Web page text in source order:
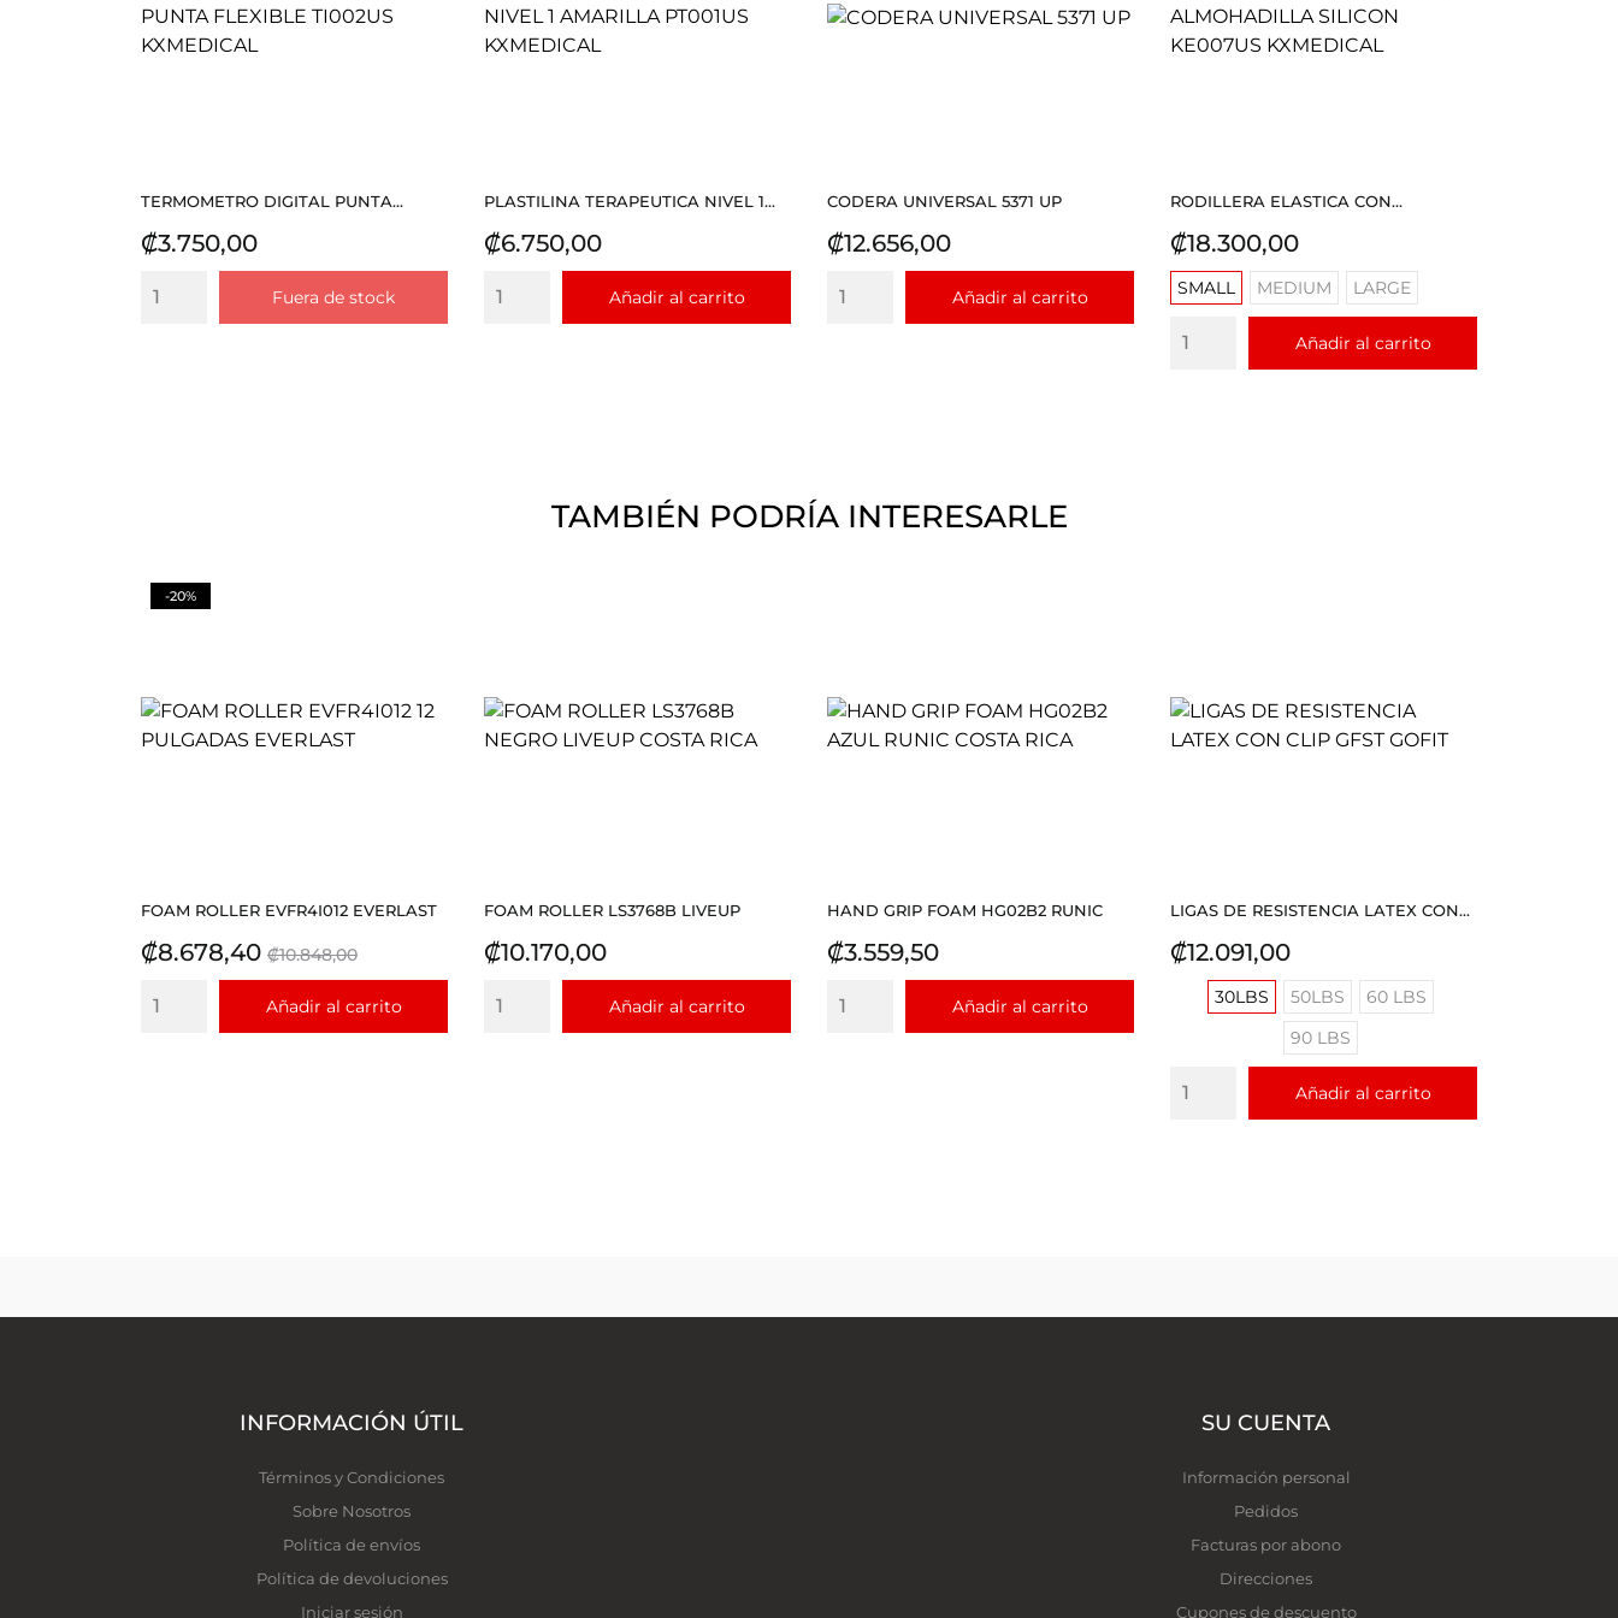
TERMOMETRO DIGITAL PUNTA...
Precio
₡3.750,00
Fuera de stock
PLASTILINA TERAPEUTICA NIVEL 1...
Precio
₡6.750,00
Añadir al carrito
CODERA UNIVERSAL 5371 UP
Precio
₡12.656,00
Añadir al carrito
RODILLERA ELASTICA CON...
Precio
₡18.300,00
SMALL MEDIUM LARGE
Añadir al carrito
TAMBIÉN PODRÍA INTERESARLE
FOAM ROLLER EVFR4I012 EVERLAST
Precio
₡8.678,40 Precio
base
₡10.848,00
Añadir al carrito
-20%
FOAM ROLLER LS3768B LIVEUP
Precio
₡10.170,00
Añadir al carrito
HAND GRIP FOAM HG02B2 RUNIC
Precio
₡3.559,50
Añadir al carrito
LIGAS DE RESISTENCIA LATEX CON...
Precio
₡12.091,00
30LBS 50LBS
60 LBS
90 LBS
Añadir al carrito
INFORMACIÓN ÚTIL
Términos y Condiciones
Sobre Nosotros
Política de envíos
Política de devoluciones
Iniciar sesión
SU CUENTA
Información personal
Pedidos
Facturas por abono
Direcciones
Cupones de descuento